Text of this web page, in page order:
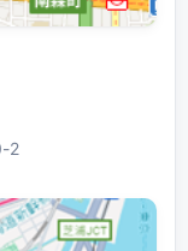
2